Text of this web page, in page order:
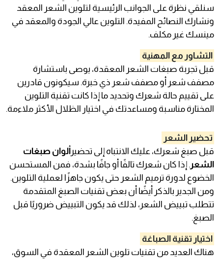
سنلقي نظرة على الجوانب الرئيسية لتلوين الشعر المعقد
ونشارك النصائح المفيدة. التلوين عالي الجودة والمعقد في
مينسك غير مكلف.
التشاور مع المهنية
قبل تجربة صبغات الشعر المعقدة، يوصى باستشارة
مصفف شعر أو مصفف شعر ذي خبرة. سيكونون قادرين
على تقييم حالة شعرك وتحديد ما إذا كانت تقنية التلوين
المختارة مناسبة ومساعدتك في اختيار الظلال الأكثر ملاءمة.
تحضير الشعر
قبل صبغ شعرك، عليك الانتباه إلى تحضير ألوان صبغات
الشعر . إذا كان شعرك تالفًا أو جافًا بشدة، فمن المستحسن
الخضوع لدورة ترميم الشعر حتى يكون جاهزًا لعملية التلوين.
ومن الجدير بالذكر أيضًا أن بعض تقنيات الصبغ المتقدمة
تتطلب تبييض الشعر، لذلك قد يكون التبييض ضروريًا قبل
الصبغ.
اختيار تقنية الصباغة
هناك العديد من تقنيات تلوين الشعر المعقدة في السوق،